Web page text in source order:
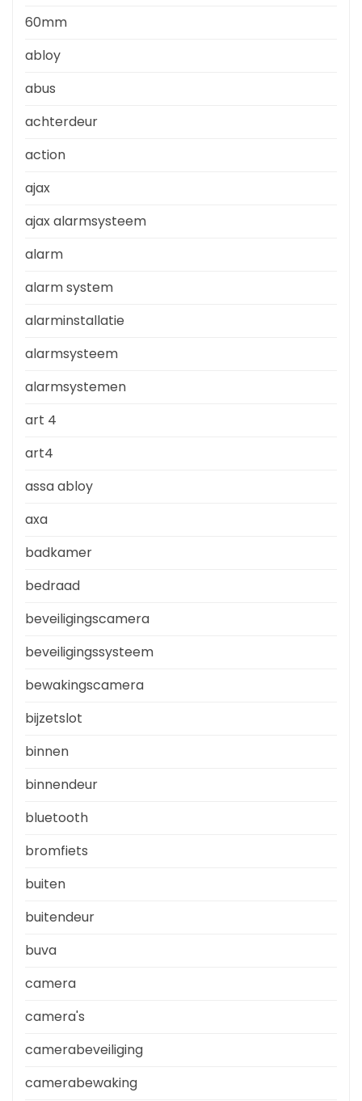
60mm
abloy
abus
achterdeur
action
ajax
ajax alarmsysteem
alarm
alarm system
alarminstallatie
alarmsysteem
alarmsystemen
art 4
art4
assa abloy
axa
badkamer
bedraad
beveiligingscamera
beveiligingssysteem
bewakingscamera
bijzetslot
binnen
binnendeur
bluetooth
bromfiets
buiten
buitendeur
buva
camera
camera's
camerabeveiliging
camerabewaking